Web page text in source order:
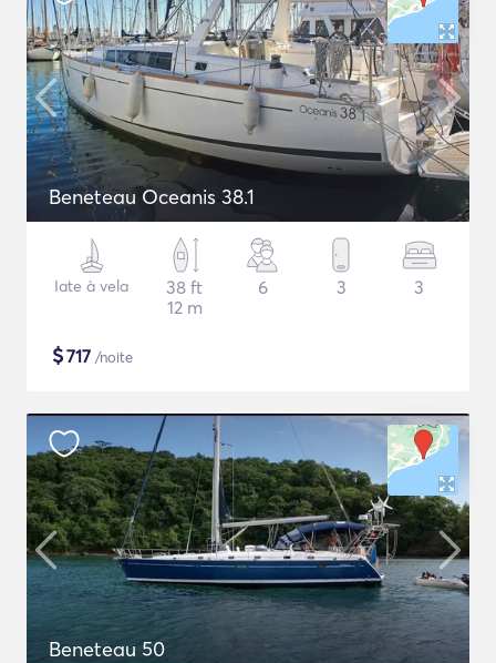
Beneteau Oceanis 38.1
Iate à vela
38 ft
12 m
6 3 3
$717 /noite
Beneteau 50